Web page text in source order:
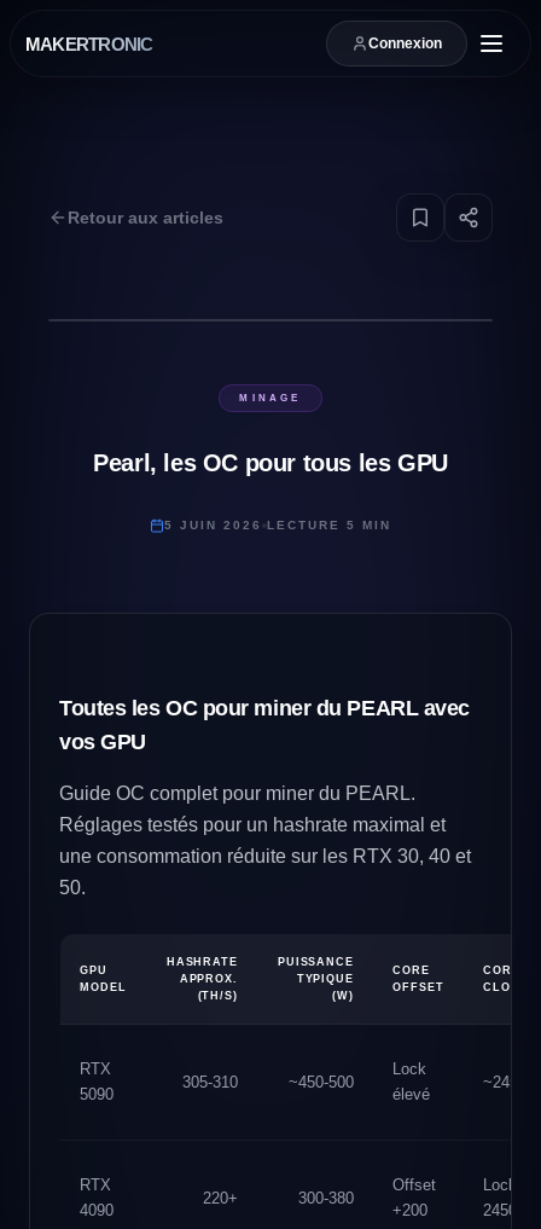
MAKERTRONIC Connexion
Retour aux articles
MINAGE
Pearl, les OC pour tous les GPU
5 JUIN 2026 LECTURE 5 MIN
Toutes les OC pour miner du PEARL avec
vos GPU
Guide OC complet pour miner du PEARL.
Réglages testés pour un hashrate maximal et
une consommation réduite sur les RTX 30, 40 et
50.
GPU
MODEL
HASHRATE
APPROX.
(TH/S)
PUISSANCE
TYPIQUE
(W)
CORE
OFFSET
CORE
CLOCK
RTX
5090
305-310 ~450-500
Lock
élevé
~2450+
RTX
4090
220+ 300-380
Offset
+200
Lock
2450